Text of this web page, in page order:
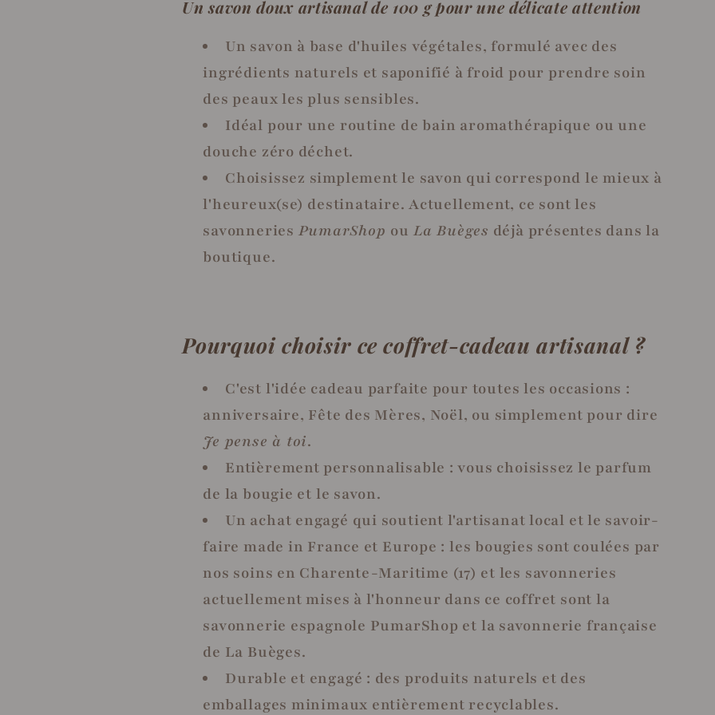
Un savon doux artisanal de 100 g pour une délicate attention
Un savon à base d'huiles végétales, formulé avec des
ingrédients naturels et saponifié à froid pour prendre soin
des peaux les plus sensibles.
Idéal pour une routine de bain aromathérapique ou une
douche zéro déchet.
Choisissez simplement le savon qui correspond le mieux à
l'heureux(se) destinataire. Actuellement, ce sont les
savonneries PumarShop ou La Buèges déjà présentes dans la
boutique.
Pourquoi choisir ce coffret-cadeau artisanal ?
C'est l'idée cadeau parfaite pour toutes les occasions :
anniversaire, Fête des Mères, Noël, ou simplement pour dire
Je pense à toi.
Entièrement personnalisable : vous choisissez le parfum
de la bougie et le savon.
Un achat engagé qui soutient l'artisanat local et le savoir-
faire made in France et Europe : les bougies sont coulées par
nos soins en Charente-Maritime (17) et les savonneries
actuellement mises à l'honneur dans ce coffret sont la
savonnerie espagnole PumarShop et la savonnerie française
de La Buèges.
Durable et engagé : des produits naturels et des
emballages minimaux entièrement recyclables.